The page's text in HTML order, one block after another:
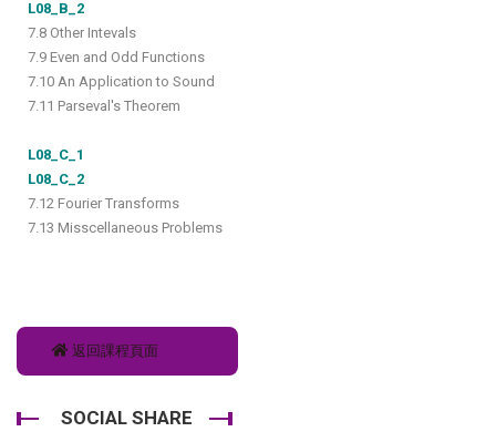
L08_B_2
7.8 Other Intevals
7.9 Even and Odd Functions
7.10 An Application to Sound
7.11 Parseval's Theorem
L08_C_1
L08_C_2
7.12 Fourier Transforms
7.13 Misscellaneous Problems
返回課程頁面
SOCIAL SHARE